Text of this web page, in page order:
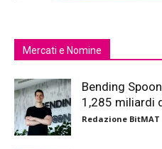
Mercati e Nomine
Bending
1,285 miliardi
Redazione BitMAT